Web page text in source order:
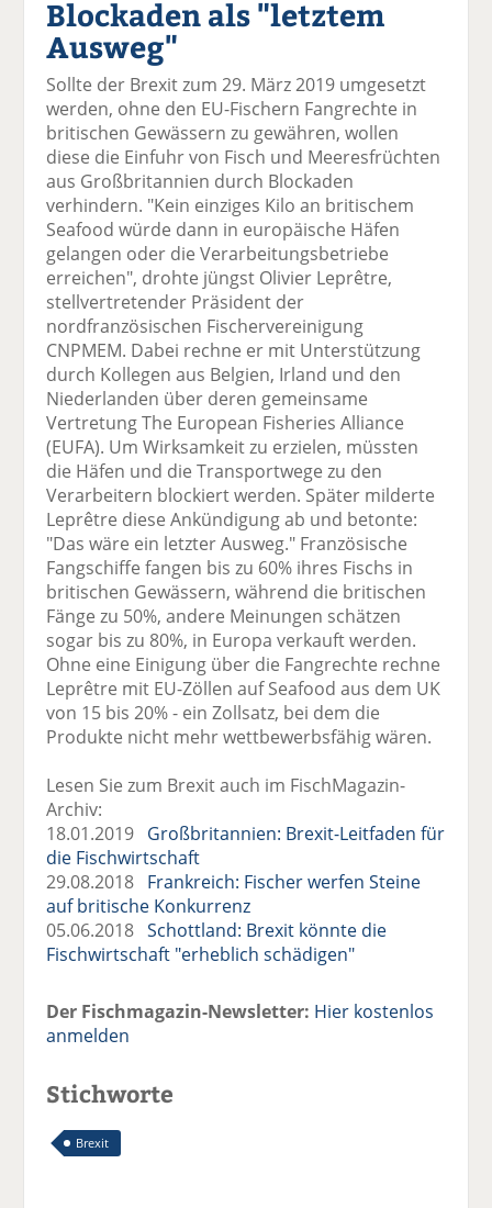
el
a
F
ac
e
b
o
o
k
te
il
e
n
el
t
tt
er
n
el
a
Li
n
k
e
n
te
il
e
E
m
l
er
ck
Blockaden als "letztem
Ausweg"
Sollte der Brexit zum 29. März 2019 umgesetzt
werden, ohne den EU-Fischern Fangrechte in
britischen Gewässern zu gewähren, wollen
diese die Einfuhr von Fisch und Meeresfrüchten
aus Großbritannien durch Blockaden
verhindern. "Kein einziges Kilo an britischem
Seafood würde dann in europäische Häfen
gelangen oder die Verarbeitungsbetriebe
erreichen", drohte jüngst Olivier Leprêtre,
stellvertretender Präsident der
nordfranzösischen Fischervereinigung
CNPMEM. Dabei rechne er mit Unterstützung
durch Kollegen aus Belgien, Irland und den
Niederlanden über deren gemeinsame
Vertretung The European Fisheries Alliance
(EUFA). Um Wirksamkeit zu erzielen, müssten
die Häfen und die Transportwege zu den
Verarbeitern blockiert werden. Später milderte
Leprêtre diese Ankündigung ab und betonte:
"Das wäre ein letzter Ausweg." Französische
Fangschiffe fangen bis zu 60% ihres Fischs in
britischen Gewässern, während die britischen
Fänge zu 50%, andere Meinungen schätzen
sogar bis zu 80%, in Europa verkauft werden.
Ohne eine Einigung über die Fangrechte rechne
Leprêtre mit EU-Zöllen auf Seafood aus dem UK
von 15 bis 20% - ein Zollsatz, bei dem die
Produkte nicht mehr wettbewerbsfähig wären.
Lesen Sie zum Brexit auch im FischMagazin-
Archiv:
18.01.2019 Großbritannien: Brexit-Leitfaden für
die Fischwirtschaft
29.08.2018 Frankreich: Fischer werfen Steine
auf britische Konkurrenz
05.06.2018Schottland: Brexit könnte die
Fischwirtschaft "erheblich schädigen"
Der Fischmagazin-Newsletter: Hier kostenlos
anmelden
Stichworte
Brexit